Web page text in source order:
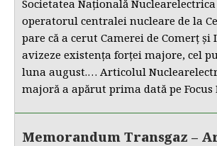
Societatea Națională Nuclearelectrica
operatorul centralei nucleare de la
pare că a cerut Camerei de Comerț și
avizeze existența forței majore, cel
luna august.… Articolul
majoră a apărut prima dată pe Focus
Memorandum Transgaz –